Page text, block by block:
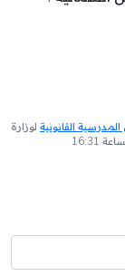
القانونية لوزارة